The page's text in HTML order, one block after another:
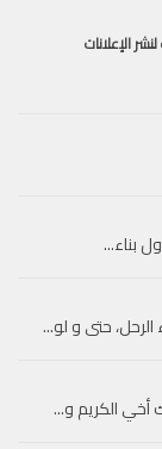
حتى و لو...
الكريم و...